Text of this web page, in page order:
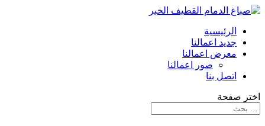
الرئيسية
جديد اعمالنا
معرض اعمالنا
صور اعمالنا
اتصل بنا
اختر صفحة